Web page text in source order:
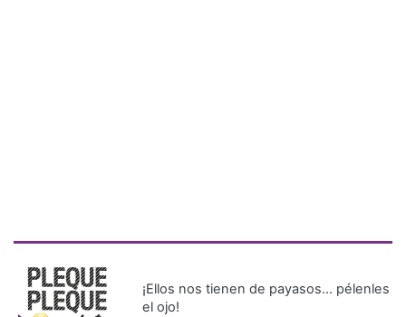
¡Ellos nos tienen de payasos… pélenles
el ojo!